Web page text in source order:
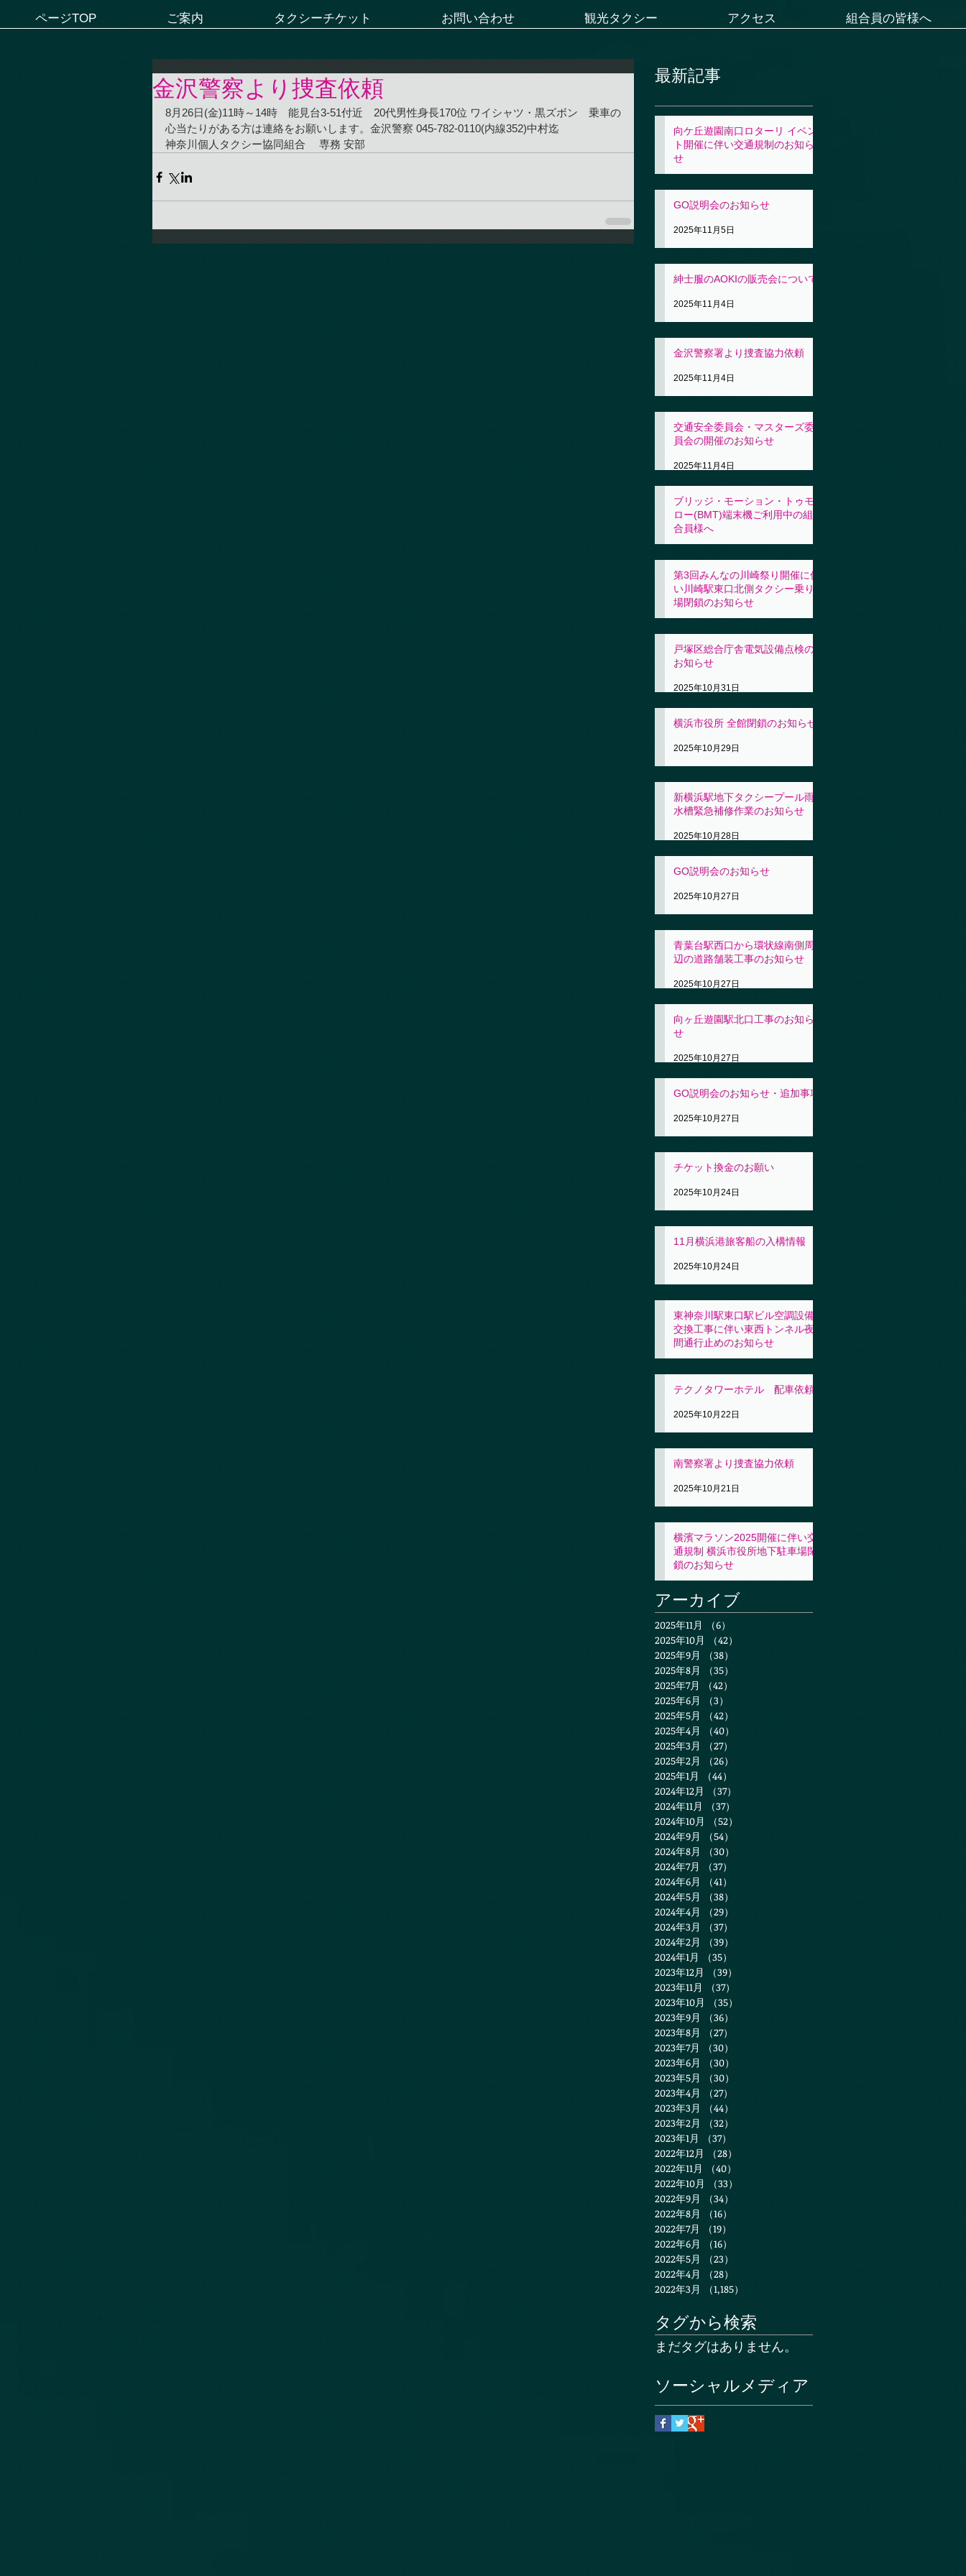
ページTOP ご案内 タクシーチケット お問い合わせ 観光タクシー アクセス 組合員の皆様へ
金沢警察より捜査依頼
8月26日(金)11時～14時　能見台3-51付近　20代男性身長170位 ワイシャツ・黒ズボン　乗車の
心当たりがある方は連絡をお願いします。金沢警察 045-782-0110(内線352)中村迄
神奈川個人タクシー協同組合 　専務 安部
最新記事
向ケ丘遊園南口ロターリ イベン
ト開催に伴い交通規制のお知ら
せ
GO説明会のお知らせ
2025年11月5日
紳士服のAOKIの販売会について
2025年11月4日
金沢警察署より捜査協力依頼
2025年11月4日
交通安全委員会・マスターズ委
員会の開催のお知らせ
2025年11月4日
ブリッジ・モーション・トゥモ
ロー(BMT)端末機ご利用中の組
合員様へ
第3回みんなの川崎祭り開催に伴
い川崎駅東口北側タクシー乗り
場閉鎖のお知らせ
戸塚区総合庁舎電気設備点検の
お知らせ
2025年10月31日
横浜市役所 全館閉鎖のお知らせ
2025年10月29日
新横浜駅地下タクシープール雨
水槽緊急補修作業のお知らせ
2025年10月28日
GO説明会のお知らせ
2025年10月27日
青葉台駅西口から環状線南側周
辺の道路舗装工事のお知らせ
2025年10月27日
向ヶ丘遊園駅北口工事のお知ら
せ
2025年10月27日
GO説明会のお知らせ・追加事項
2025年10月27日
チケット換金のお願い
2025年10月24日
11月横浜港旅客船の入構情報
2025年10月24日
東神奈川駅東口駅ビル空調設備
交換工事に伴い東西トンネル夜
間通行止めのお知らせ
テクノタワーホテル 配車依頼
2025年10月22日
南警察署より捜査協力依頼
2025年10月21日
横濱マラソン2025開催に伴い交
通規制 横浜市役所地下駐車場閉
鎖のお知らせ
アーカイブ
2025年11月 （6）
2025年10月
（42）
2025年9月
（38）
2025年8月
（35）
2025年7月
（42）
2025年6月
（3）
2025年5月
（42）
2025年4月
（40）
2025年3月
（27）
2025年2月
（26）
2025年1月
（44）
2024年12月
（37）
2024年11月
（37）
2024年10月
（52）
2024年9月
（54）
2024年8月
（30）
2024年7月
（37）
2024年6月
（41）
2024年5月
（38）
2024年4月
（29）
2024年3月
（37）
2024年2月
（39）
2024年1月
（35）
2023年12月
（39）
2023年11月
（37）
2023年10月
（35）
2023年9月
（36）
2023年8月
（27）
2023年7月
（30）
2023年6月
（30）
2023年5月
（30）
2023年4月
（27）
2023年3月
（44）
2023年2月
（32）
2023年1月
（37）
2022年12月
（28）
2022年11月
（40）
2022年10月
（33）
2022年9月
（34）
2022年8月
（16）
2022年7月
（19）
2022年6月
（16）
2022年5月
（23）
2022年4月
（28）
2022年3月
（1,185）
タグから検索
まだタグはありません。
ソーシャルメディア